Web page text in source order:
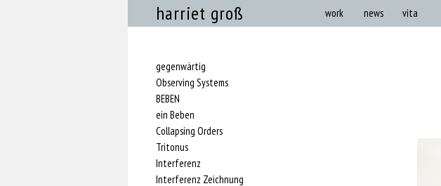
harriet groß work news vita
gegenwärtig
Observing Systems
BEBEN
ein Beben
Collapsing Orders
Tritonus
Interferenz
Interferenz Zeichnung